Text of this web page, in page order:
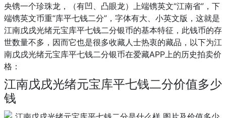
央镌一个珍珠龙，（有凹、凸眼龙）上端镌英文“江南省”，下
端镌英文币重“库平七钱二分”，字体有大、小英文版，这就是
江南戊戌光绪元宝库平七钱二分银币的基本特征，此钱币的存
世数量不多，因而它也是很多收藏人士热衷的藏品，以下为江
南戊戌光绪元宝库平七钱二分银币在爱藏APP上的历史拍卖价
格：
江南戊戌光绪元宝库平七钱二分价值多少
钱